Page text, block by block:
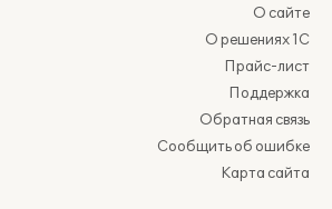
О сайте
О решениях 1С
Прайс-лист
Поддержка
Обратная связь
Сообщить об ошибке
Карта сайта